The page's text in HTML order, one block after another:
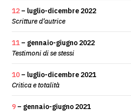
12 – luglio-dicembre 2022
Scritture d’autrice
11 – gennaio-giugno 2022
Testimoni di se stessi
10 – luglio-dicembre 2021
Critica e totalità
9 – gennaio-giugno 2021